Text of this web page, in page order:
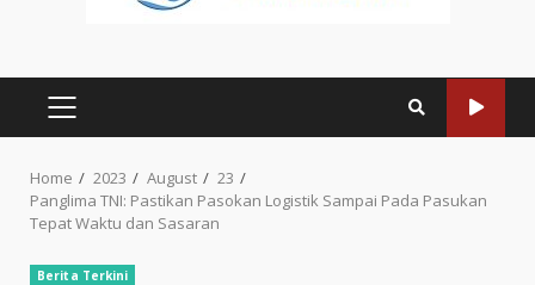
PRIMARY
Home 2023 August
23
Panglima TNI: Pastikan Pasokan Logistik Sampai Pada Pasukan
Tepat Waktu dan Sasaran
Berita Terkini